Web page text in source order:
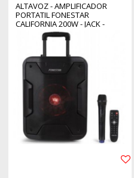
ALTAVOZ - AMPLIFICADOR
PORTATIL FONESTAR
CALIFORNIA 200W - JACK -
AUXILIAR - FUNCION KARAOKE
- BLUETOOTH - USB - MP3 -